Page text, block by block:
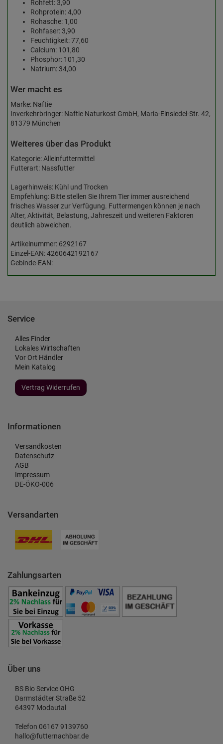
Rohfett: 3,90
Rohprotein: 4,00
Rohasche: 1,00
Rohfaser: 3,90
Feuchtigkeit: 77,60
Calcium: 101,80
Phosphor: 101,30
Natrium: 34,00
Wer macht es
Marke: Naftie
Inverkehrbringer: Naftie Naturkost GmbH, Maria-Einsiedel-Str. 42,
81379 München
Weiteres über das Produkt
Kategorie: Alleinfuttermittel
Futterart: Nassfutter
Lagerhinweis: Kühl und Trocken
Empfehlung: Bitte stellen Sie Ihrem Tier immer ausreichend
frisches Wasser zur Verfügung. Futtermengen können je nach
Alter, Aktivität, Belastung, Jahreszeit und weiteren Faktoren
deutlich abweichen.
Artikelnummer: 6292167
Einzel-EAN: 4260642192167
Gebinde-EAN:
Service
Alles Finder
Lokales Wirtschaften
Vor Ort Händler
Mein Katalog
Vertrag Widerrufen
Informationen
Versandkosten
Datenschutz
AGB
Impressum
DE-ÖKO-006
Versandarten
Zahlungsarten
Über uns
BS Bio Service OHG
Darmstädter Straße 52
64397 Modautal
Telefon 06167 9139760
hallo@futternachbar.de